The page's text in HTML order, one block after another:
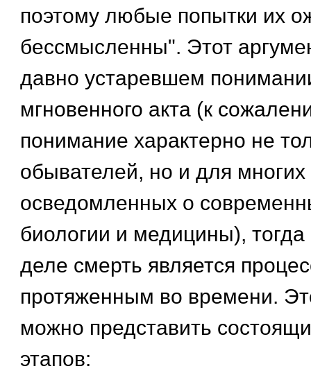
поэтому любые попытки их
бессмысленны". Этот
давно устаревшем
мгновенного акта (к
понимание характерно не
обывателей, но и для
осведомленных о
биологии и медицины),
деле смерть является
протяженным во времени.
можно представить
этапов: